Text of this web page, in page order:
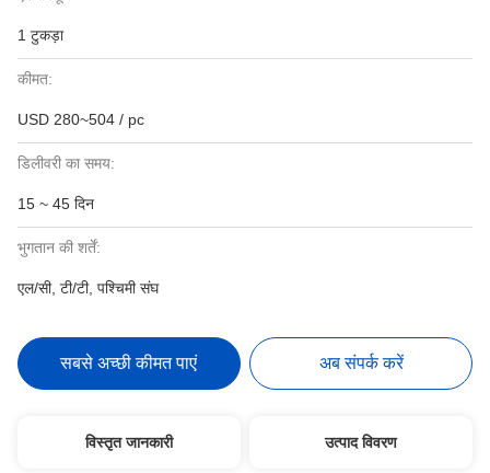
1 टुकड़ा
कीमत:
USD 280~504 / pc
डिलीवरी का समय:
15 ~ 45 दिन
भुगतान की शर्तें:
एल/सी, टी/टी, पश्चिमी संघ
सबसे अच्छी कीमत पाएं अब संपर्क करें
विस्तृत जानकारी उत्पाद विवरण